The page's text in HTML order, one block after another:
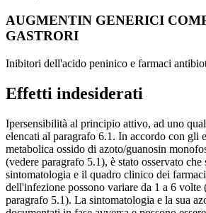
AUGMENTIN GENERICI
GASTRORI
Inibitori dell'acido peninico e farmaci
Effetti indesiderati
Ipersensibilità al principio attivo, ad uno
elencati al paragrafo 6.1. In accordo con gli
metabolica ossido di azoto/guanosin
(vedere paragrafo 5.1), è stato osservato
sintomatologia e il quadro clinico dei
dell'infezione possono variare da 1 a 6 volte
paragrafo 5.1). La sintomatologia e la sua